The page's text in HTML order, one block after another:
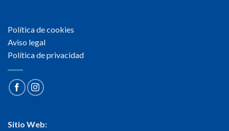
Política de cookies
Aviso legal
Política de privacidad
Sitio Web: